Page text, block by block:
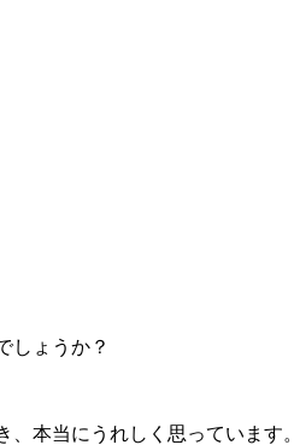
しょうか？
本当にうれしく思っています。